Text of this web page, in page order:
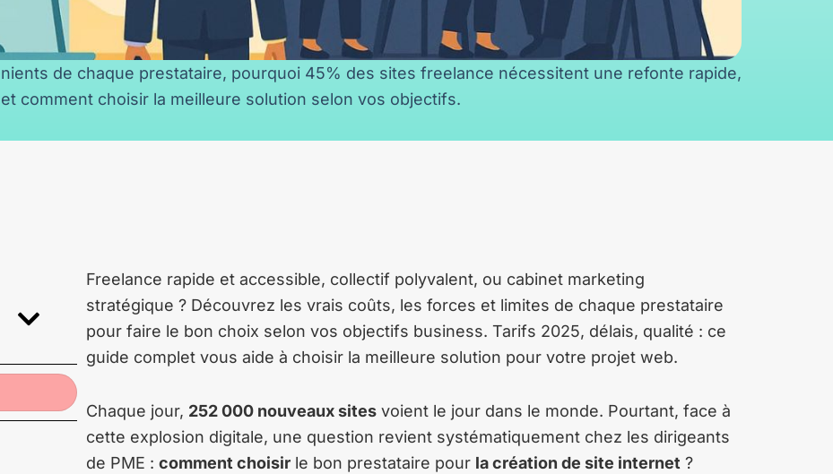
de chaque prestataire, pourquoi 45% des sites freelance nécessitent une refonte rapide,
et comment choisir la meilleure solution selon vos objectifs.
Freelance rapide et accessible, collectif polyvalent, ou cabinet marketing
stratégique ? Découvrez les vrais coûts, les forces et limites de chaque prestataire
pour faire le bon choix selon vos objectifs business. Tarifs 2025, délais, qualité : ce
guide complet vous aide à choisir la meilleure solution pour votre projet web.
Chaque jour, 252 000 nouveaux sites voient le jour dans le monde. Pourtant, face à
cette explosion digitale, une question revient systématiquement chez les dirigeants
de PME : comment choisir le bon prestataire pour la création de site internet ?